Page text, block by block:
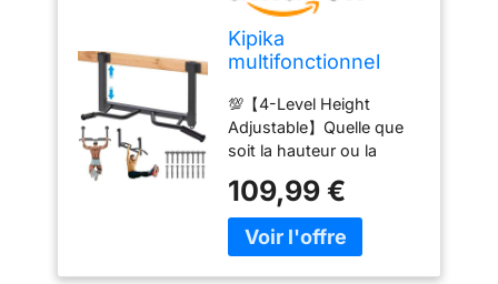
Kipika
multifonctionnel
Up Bar, 4 niveaux
de réglage de la
hauteur, poignée
multi-angle, Chin
Up Bar Joist Mount,
Home Gym Workout
musculation
équipement
💯【4-Level Height
Adjustable】Quelle que
soit la hauteur ou la
vous pouvez facilement
ajuster cette barre de
traction pour solives afin
109,99 €